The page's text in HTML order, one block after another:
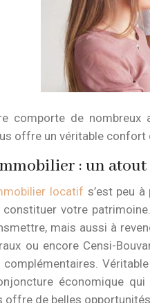
comporte de nombreux
offre un véritable confort
: un
locatif s’est peu
votre
mais aussi à
ou encore Censi-
complémentaires.
économique
offre de belles